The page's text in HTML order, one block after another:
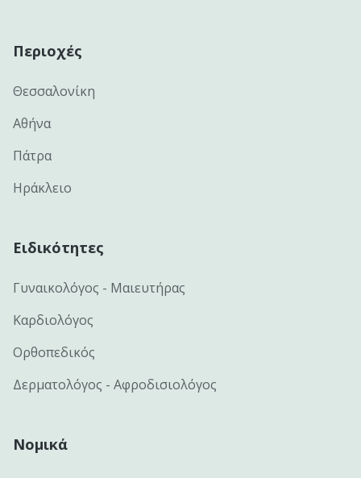
Περιοχές
Θεσσαλονίκη
Αθήνα
Πάτρα
Ηράκλειο
Ειδικότητες
Γυναικολόγος - Μαιευτήρας
Καρδιολόγος
Ορθοπεδικός
Δερματολόγος - Αφροδισιολόγος
Νομικά